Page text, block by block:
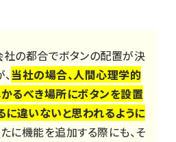
社の都合でボタンの配置が決
当社の場合、人間心理学的
かるべき場所にボタンを設置
に違いないと思われるように
に機能を追加する際にも、そ